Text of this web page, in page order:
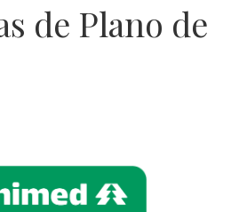
de Plano de